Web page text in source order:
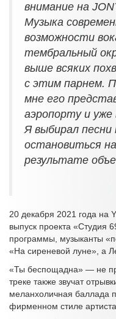
внимание на
Музыка
возможности
тембральный
выше всяких
с этим парнем.
мне его
аэропорту и уже
Я выбирал песни
остановиться
результате
20 декабря 2021 года на
выпуск проекта «Студия
программы, музыканты
«На сиреневой луне», а
«Ты беспощадна» — не
треке также звучат
меланхоличная баллада
фирменном стиле артиста.